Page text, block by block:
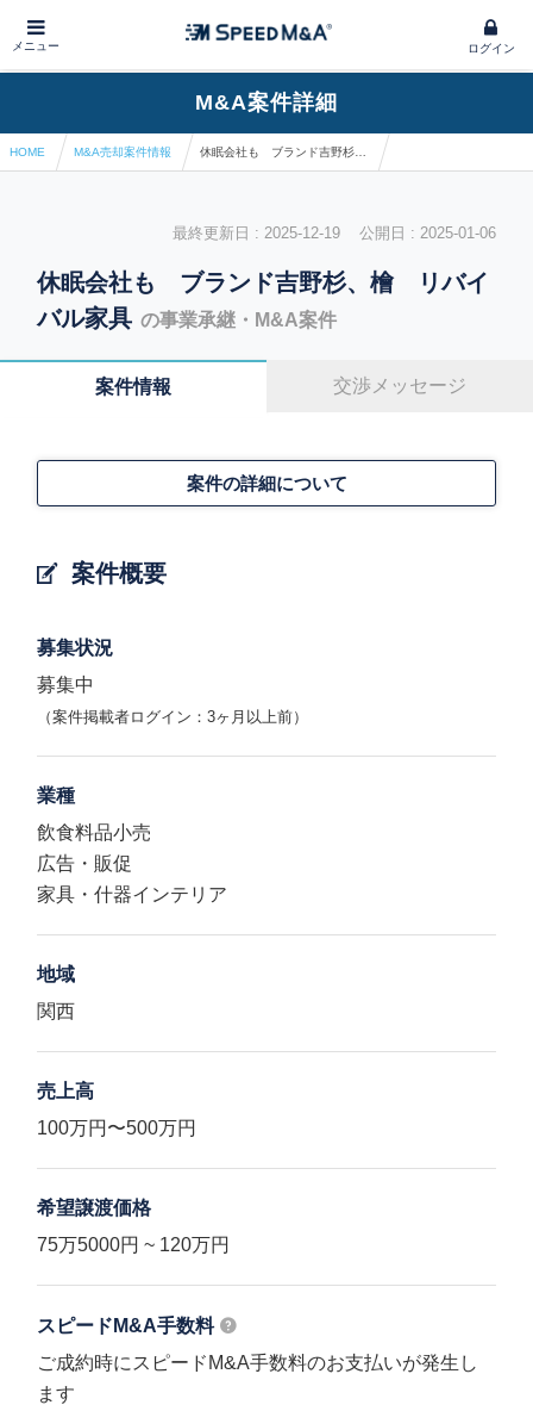
メニュー ログイン
M&A案件詳細
HOME M&A売却案件情報
最終更新日 : 2025-12-19 公開日 : 2025-01-06
休眠会社も ブランド吉野杉、檜 リバイ
バル家具 の事業承継・M&A案件
案件情報 交渉メッセージ
案件概要
案件の詳細について
募集状況
募集中
（案件掲載者ログイン：3ヶ月以上前）
業種
飲食料品小売
広告・販促
家具・什器インテリア
地域
関西
売上高
100万円〜500万円
希望譲渡価格
75万5000円 ~ 120万円
スピードM&A手数料
ご成約時にスピードM&A手数料のお支払いが発生し
ます